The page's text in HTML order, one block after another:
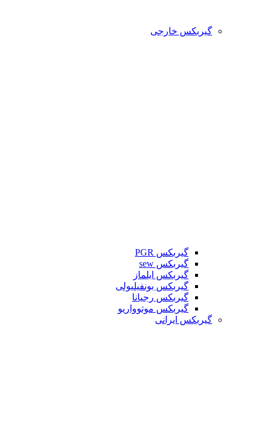
گیربکس خارجی
گیربکس PGR
گیربکس sew
گیربکس ایلماز
گیربکس بونفیلیولی
گیربکس رجیانا
گیربکس موتوواریو
گیربکس ایرانی